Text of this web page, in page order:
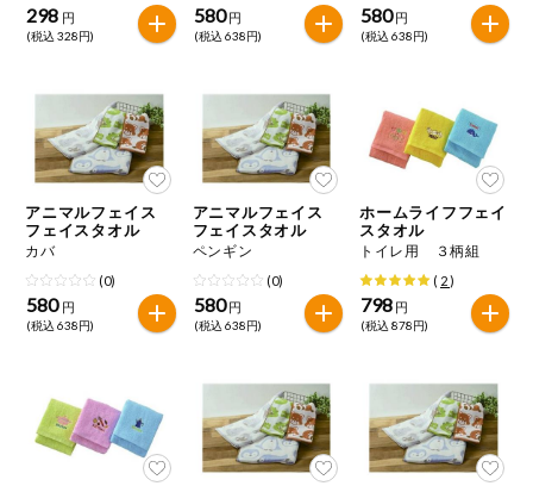
298 円
(税込 328円)
580 円
(税込 638円)
580円
(税込 638円)
アニマルフェイス
フェイスタオル
カバ
(0)
580 円
(税込 638円)
アニマルフェイス
フェイスタオル
ペンギン
(0)
580 円
(税込 638円)
ホームライフフェイ
スタオル
トイレ用 ３柄組
( 2)
798 円
(税込 878円)